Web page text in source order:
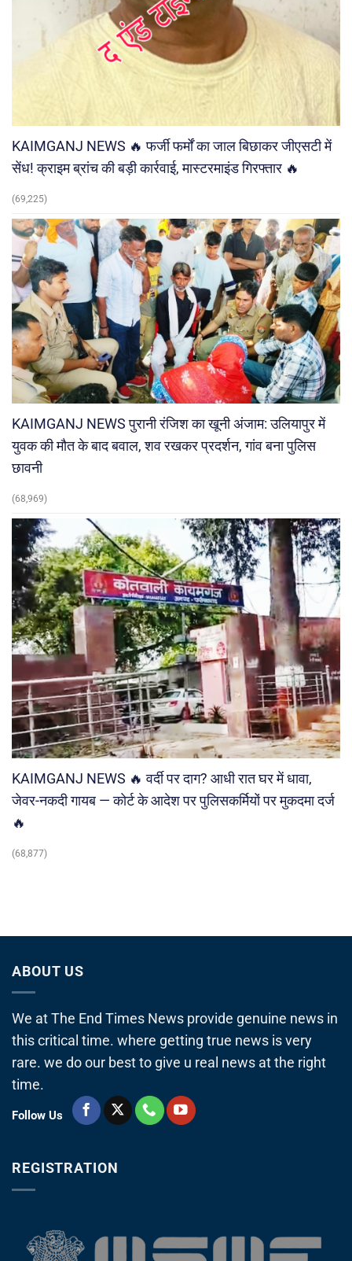
KAIMGANJ NEWS 🔥 फर्जी फर्मों का जाल बिछाकर जीएसटी में
सेंध! क्राइम ब्रांच की बड़ी कार्रवाई, मास्टरमाइंड गिरफ्तार 🔥
(69,225)
KAIMGANJ NEWS पुरानी रंजिश का खूनी अंजाम: उलियापुर में
युवक की मौत के बाद बवाल, शव रखकर प्रदर्शन, गांव बना पुलिस
छावनी
(68,969)
KAIMGANJ NEWS 🔥 वर्दी पर दाग? आधी रात घर में धावा,
जेवर-नकदी गायब — कोर्ट के आदेश पर पुलिसकर्मियों पर मुकदमा दर्ज
🔥
(68,877)
ABOUT US
We at The End Times News provide genuine news in
this critical time. where getting true news is very
rare. we do our best to give u real news at the right
time.
Follow Us
REGISTRATION